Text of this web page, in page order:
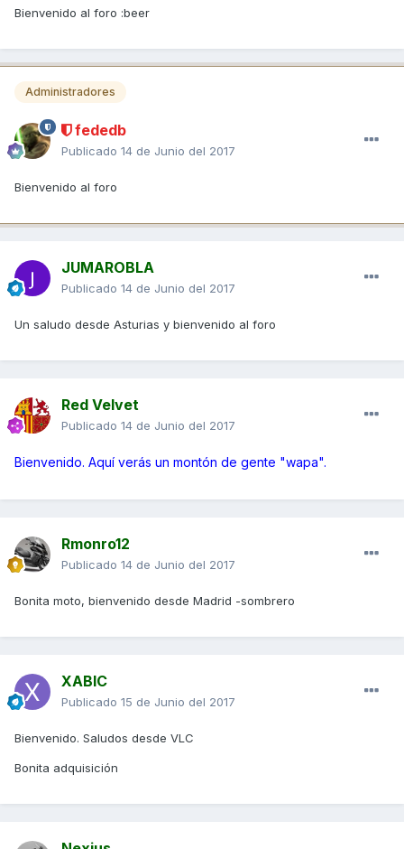
Bienvenido al foro :beer
Administradores
fededb
Publicado 14 de Junio del 2017
Bienvenido al foro
JUMAROBLA
Publicado 14 de Junio del 2017
Un saludo desde Asturias y bienvenido al foro
Red Velvet
Publicado 14 de Junio del 2017
Bienvenido. Aquí verás un montón de gente "wapa".
Rmonro12
Publicado 14 de Junio del 2017
Bonita moto, bienvenido desde Madrid -sombrero
XABIC
Publicado 15 de Junio del 2017
Bienvenido. Saludos desde VLC
Bonita adquisición